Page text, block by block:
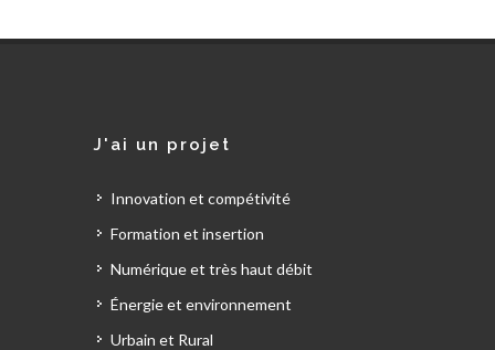
J'ai un projet
Innovation et compétivité
Formation et insertion
Numérique et très haut débit
Énergie et environnement
Urbain et Rural